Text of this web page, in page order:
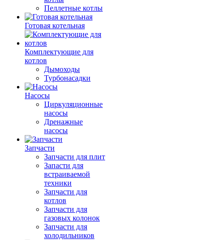
Пеллетные котлы
Готовая котельная
Комплектующие для
котлов
Дымоходы
Турбонасадки
Насосы
Циркуляционные
насосы
Дренажные
насосы
Запчасти
Запчасти для плит
Запасти для
встраиваемой
техники
Запчасти для
котлов
Запчасти для
газовых колонок
Запчасти для
холодильников